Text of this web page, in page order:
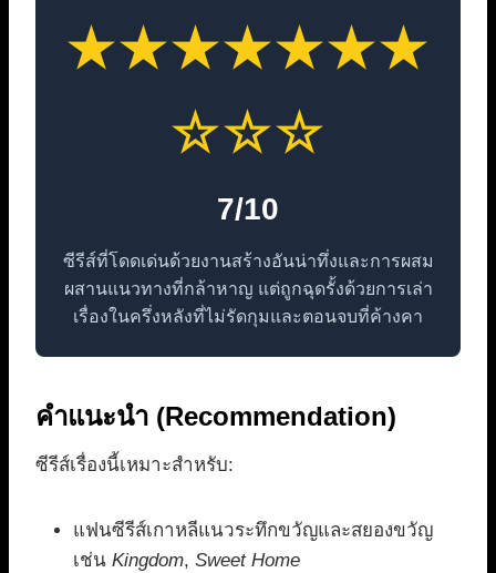
★★★★★★★
☆☆☆
7/10
ซีรีส์ที่โดดเด่นด้วยงานสร้างอันน่าทึ่งและการผสม
ผสานแนวทางที่กล้าหาญ แต่ถูกฉุดรั้งด้วยการเล่า
เรื่องในครึ่งหลังที่ไม่รัดกุมและตอนจบที่ค้างคา
คำแนะนำ (Recommendation)
ซีรีส์เรื่องนี้เหมาะสำหรับ:
แฟนซีรีส์เกาหลีแนวระทึกขวัญและสยองขวัญ
เช่น Kingdom, Sweet Home